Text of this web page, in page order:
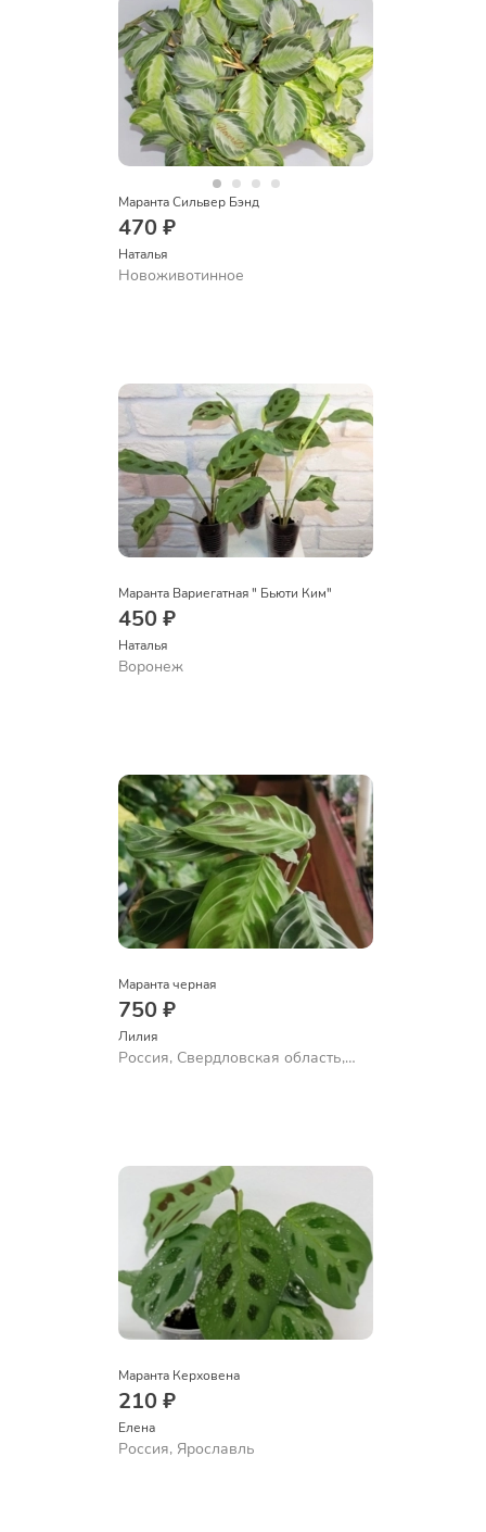
Маранта Сильвер Бэнд
470 ₽
Наталья
Новоживотинное
Маранта Вариегатная " Бьюти Ким"
450 ₽
Наталья
Воронеж
Маранта черная
750 ₽
Лилия
Россия, Свердловская область,
Маранта Керховена
210 ₽
Елена
Россия, Ярославль